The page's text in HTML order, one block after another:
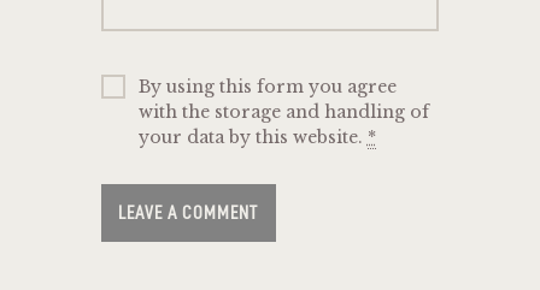
By using this form you agree
with the storage and handling of
your data by this website. *